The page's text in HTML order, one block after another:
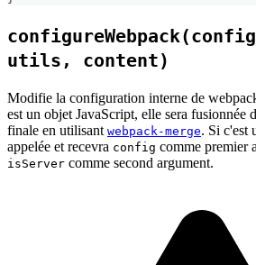
utils, content)
Modifie la configuration interne de
est un objet JavaScript, elle sera fusionnée
finale en utilisant webpack-merge. Si c'est
appelée et recevra config comme premier
isServer comme second argument.